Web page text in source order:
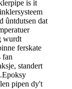
is it
ûntdutsen dat
wurdt
ferskate
fan
standert
pipen dy't